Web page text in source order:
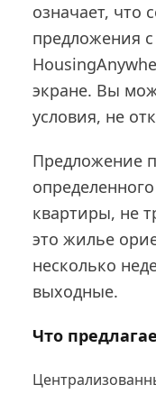
означает, что
предложения
экране. Вы
условия, не
Предложение
квартиры, не
это жилье
несколько
выходные.
Что